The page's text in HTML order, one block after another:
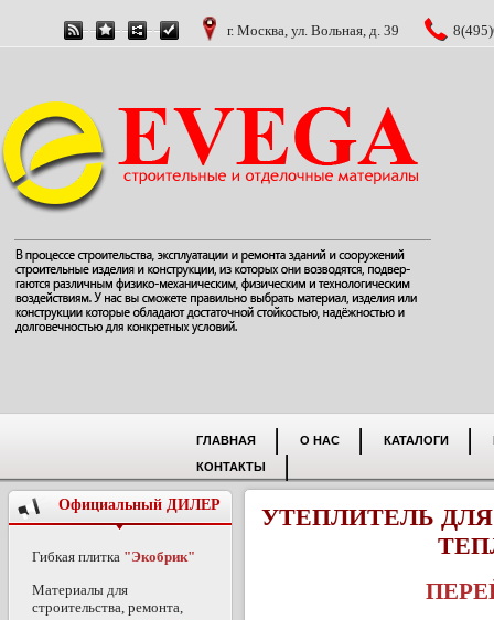
г. Москва, ул. Вольная, д. 39
ГЛАВНАЯ О НАС КАТАЛОГИ
КОНТАКТЫ
Официальный ДИЛЕР
Гибкая плитка "Экобрик"
Материалы для
строительства, ремонта,
УТЕПЛИТЕЛЬ